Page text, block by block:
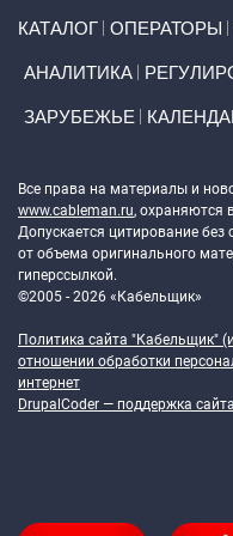
КАТАЛОГ ОПЕРАТОРЫ
АНАЛИТИКА
ЗАРУБЕЖЬЕ
Все права на материалы и
www.cableman.ru, охраняются
Допускается цитирование без
от объема оригинального
гиперссылкой.
©2005 - 2026 «Кабельщик»
Политика сайта "Кабельщик"
отношении обработки
интернет
DrupalCoder — поддержка